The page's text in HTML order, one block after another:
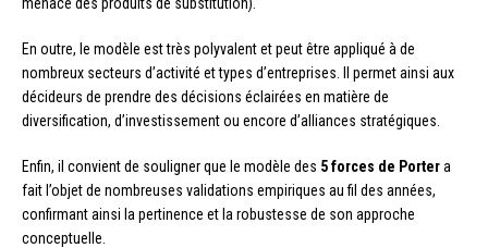
menace des produits de substitution).
En outre, le modèle est très polyvalent et peut être appliqué à de
nombreux secteurs d’activité et types d’entreprises. Il permet ainsi aux
décideurs de prendre des décisions éclairées en matière de
diversification, d’investissement ou encore d’alliances stratégiques.
Enfin, il convient de souligner que le modèle des 5 forces de Portera
fait l’objet de nombreuses validations empiriques au fil des années,
confirmant ainsi la pertinence et la robustesse de son approche
conceptuelle.